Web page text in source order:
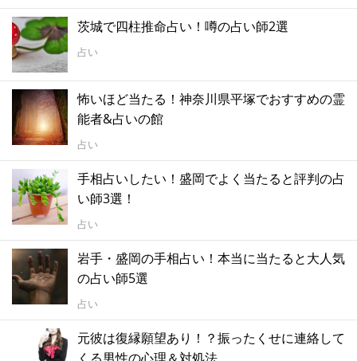
茨城で四柱推命占い！噂の占い師2選
占い
怖いほど当たる！神奈川県平塚でおすすめの霊
能者&占いの館
占い
手相占いしたい！盛岡でよく当たると評判の占
い師3選！
占い
岩手・盛岡の手相占い！本当に当たると大人気
の占い師5選
占い
元彼は復縁願望あり！？振ったくせに連絡して